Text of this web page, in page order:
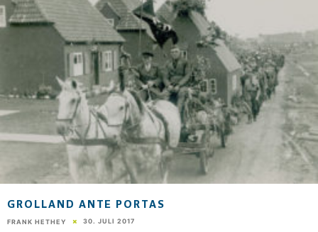
GROLLAND ANTE PORTAS
FRANK HETHEY 30. JULI 2017